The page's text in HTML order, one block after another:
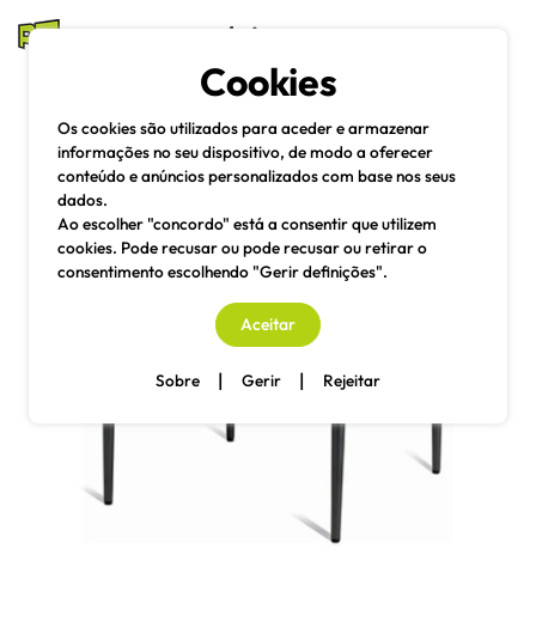
mesas e cadeiras
Pesquisa
Cookies
Os cookies são utilizados para aceder e armazenar
informações no seu dispositivo, de modo a oferecer
conteúdo e anúncios personalizados com base nos seus
dados.
Ao escolher "concordo" está a consentir que utilizem
cookies. Pode recusar ou pode recusar ou retirar o
consentimento escolhendo "Gerir definições".
Aceitar
Sobre | Gerir | Rejeitar